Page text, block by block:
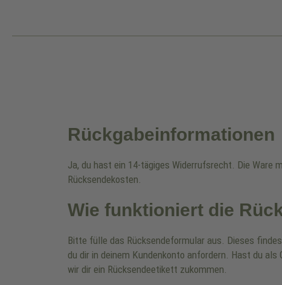
Rückgabeinformationen
Ja, du hast ein 14-tägiges Widerrufsrecht. Die Ware
Rücksendekosten.
Wie funktioniert die
Bitte fülle das Rücksendeformular aus. Dieses
du dir in deinem Kundenkonto anfordern. Hast du
wir dir ein Rücksendeetikett zukommen.